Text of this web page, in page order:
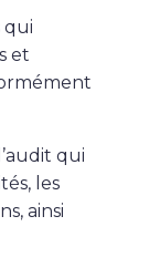
qui
et
qui
les
ainsi